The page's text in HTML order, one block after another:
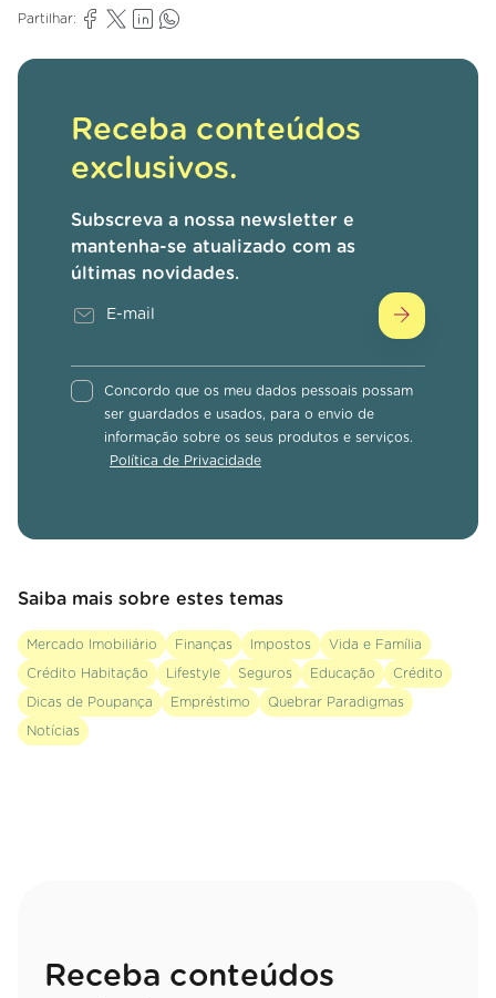
Partilhar:
Receba conteúdos
exclusivos.
Subscreva a nossa newsletter e
mantenha-se atualizado com as
últimas novidades.
Concordo que os meu dados pessoais possam
ser guardados e usados, para o envio de
informação sobre os seus produtos e serviços.
Política de Privacidade
Saiba mais sobre estes temas
Mercado Imobiliário Finanças Impostos Vida e Família
Crédito Habitação Lifestyle Seguros Educação Crédito
Dicas de Poupança Empréstimo Quebrar Paradigmas
Notícias
Receba conteúdos